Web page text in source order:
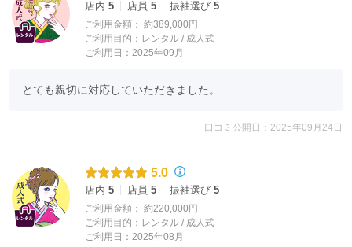
店内 5 店員 5 振袖選び 5
ご利用金額： 約389,000円
ご利用目的： レンタル / 成人式
ご利用日：2025年09月
とても親切に対応していただきました。
口コミ公開日：2025年09月24日
5.0
店内 5 店員 5 振袖選び 5
ご利用金額： 約220,000円
ご利用目的： レンタル / 成人式
ご利用日：2025年08月